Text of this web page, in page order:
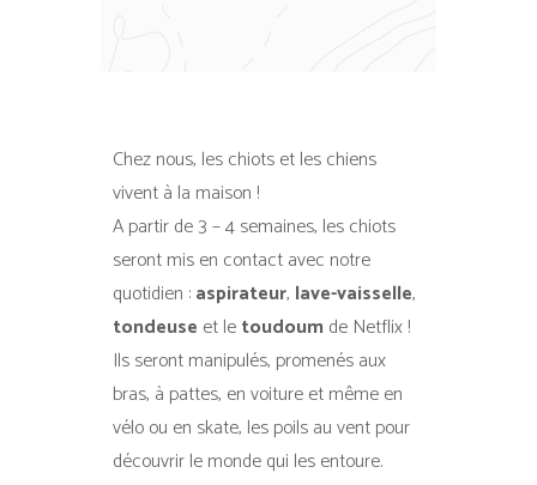
Chez nous, les chiots et les chiens
vivent à la maison !
A partir de 3 – 4 semaines, les chiots
seront mis en contact avec notre
quotidien :aspirateur, lave-vaisselle,
tondeuse et letoudoum de Netflix !
Ils seront manipulés, promenés aux
bras, à pattes, en voiture et même en
vélo ou en skate, les poils au vent pour
découvrir le monde qui les entoure.